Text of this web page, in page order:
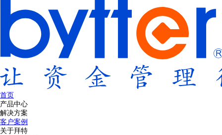
首页
产品中心
解决方案
客户案例
关于拜特